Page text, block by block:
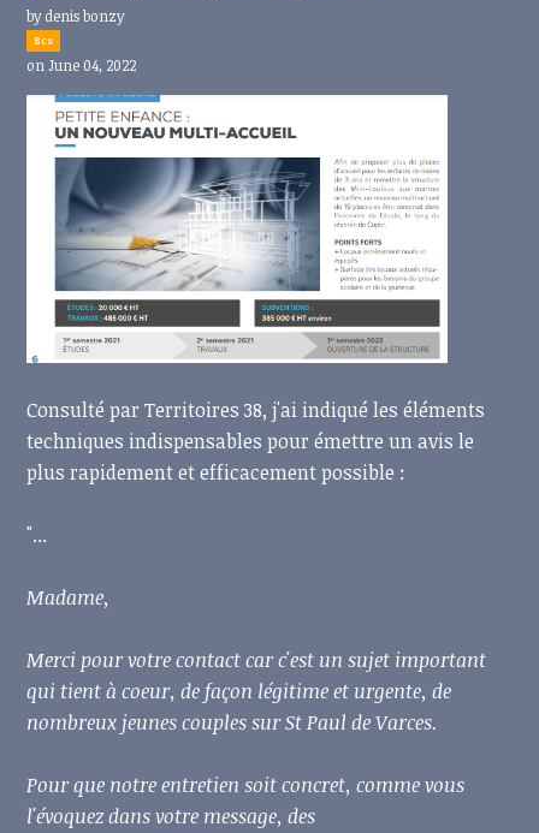
bydenis bonzy
8cs
on June 04, 2022
Consulté par Territoires 38, j'ai indiqué les éléments
techniques indispensables pour émettre un avis le
plus rapidement et efficacement possible :
"...
Madame,
Merci pour votre contact car c'est un sujet important
qui tient à coeur, de façon légitime et urgente, de
nombreux jeunes couples sur St Paul de Varces.
Pour que notre entretien soit concret, comme vous
l'évoquez dans votre message, des